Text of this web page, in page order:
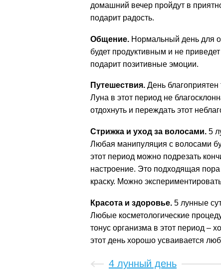
домашний вечер пройдут в
подарит радость.
Общение. Нормальный день для
будет продуктивным и не
подарит позитивные эмоции.
Путешествия. День
Луна в этот период не
отдохнуть и переждать этот
Стрижка и уход за волосами. 5
Любая манипуляция с волосами
этот период можно подрезать
настроение. Это подходящая
краску. Можно
Красота и здоровье. 5 лунные
Любые косметологические
тонус организма в этот период –
этот день хорошо усваивается
4 лунный день